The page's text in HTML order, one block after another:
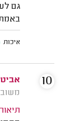
גם
איכות
משוב: 18/09/
10